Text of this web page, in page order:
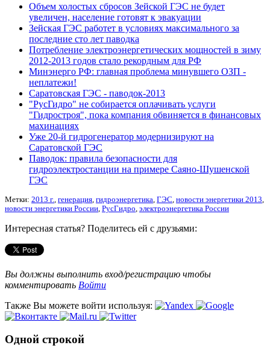
Объем холостых сбросов Зейской ГЭС не будет
увеличен, население готовят к эвакуации
Зейская ГЭС работет в условиях максимального за
последние сто лет паводка
Потребление электроэнергетических мощностей в зиму
2012-2013 годов стало рекордным для РФ
Минэнерго РФ: главная проблема минувшего ОЗП -
неплатежи!
Саратовская ГЭС - паводок-2013
"РусГидро" не собирается оплачивать услуги
"Гидростроя", пока компания обвиняется в финансовых
махинациях
Уже 20-й гидрогенератор модернизируют на
Саратовской ГЭС
Паводок: правила безопасности для
гидроэлектростанции на примере Саяно-Шушенской
ГЭС
Метки: 2013 г. генерация гидроэнергетика ГЭС новости энергетики 2013
новости энергетики России РусГидро электроэнергетика России
Интересная статья? Поделитесь ей с друзьями:
Вы должны выполнить вход/регистрацию чтобы
комментировать Войти
Также Вы можете войти используя:
Одной строкой